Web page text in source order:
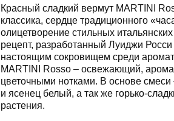
Красный сладкий вермут MARTINI
классика, сердце традиционного
олицетворение стильных
рецепт, разработанный Луиджи Росси
настоящим сокровищем среди
MARTINI Rosso – освежающий,
цветочными нотками. В основе
и ясенец белый, а так же горько-
растения.